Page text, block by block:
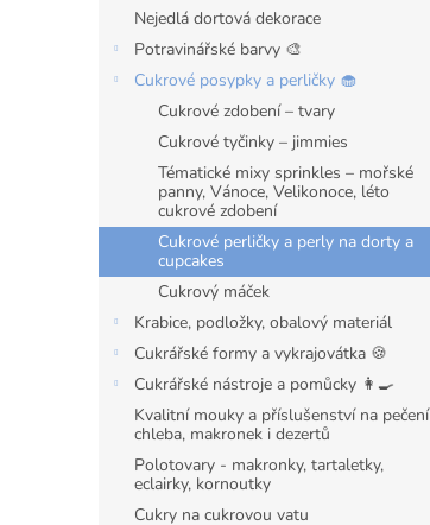
Nejedlá dortová dekorace
Potravinářské barvy 🎨
Cukrové posypky a perličky 🧁
Cukrové zdobení – tvary
Cukrové tyčinky – jimmies
Tématické mixy sprinkles – mořské
panny, Vánoce, Velikonoce, léto
cukrové zdobení
Cukrové perličky a perly na dorty a
cupcakes
Cukrový máček
Krabice, podložky, obalový materiál
Cukrářské formy a vykrajovátka 🍪
Cukrářské nástroje a pomůcky 👩‍🍳
Kvalitní mouky a příslušenství na pečení
chleba, makronek i dezertů
Polotovary - makronky, tartaletky,
eclairky, kornoutky
Cukry na cukrovou vatu